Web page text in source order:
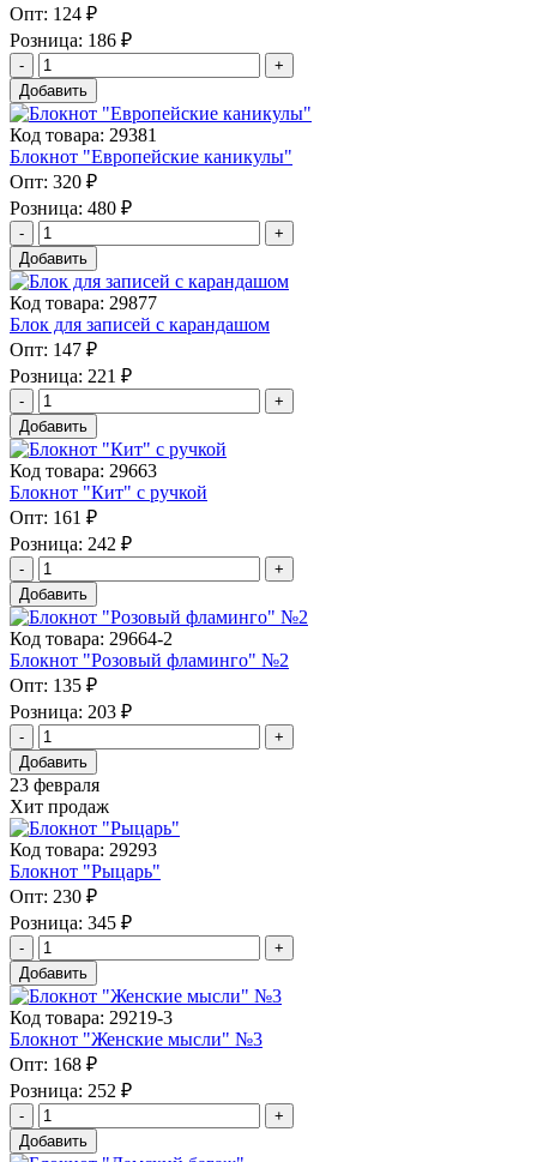
Опт: 124 ₽
Розница: 186 ₽
Добавить
Код товара: 29381
Блокнот "Европейские каникулы"
Опт: 320 ₽
Розница: 480 ₽
Добавить
Код товара: 29877
Блок для записей с карандашом
Опт: 147 ₽
Розница: 221 ₽
Добавить
Код товара: 29663
Блокнот "Кит" с ручкой
Опт: 161 ₽
Розница: 242 ₽
Добавить
Код товара: 29664-2
Блокнот "Розовый фламинго" №2
Опт: 135 ₽
Розница: 203 ₽
Добавить
23 февраля
Хит продаж
Код товара: 29293
Блокнот "Рыцарь"
Опт: 230 ₽
Розница: 345 ₽
Добавить
Код товара: 29219-3
Блокнот "Женские мысли" №3
Опт: 168 ₽
Розница: 252 ₽
Добавить